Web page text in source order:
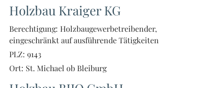
Holzbau Kraiger KG
Berechtigung: Holzbaugewerbetreibender,
eingeschränkt auf ausführende Tätigkeiten
PLZ: 9143
Ort: St. Michael ob Bleiburg